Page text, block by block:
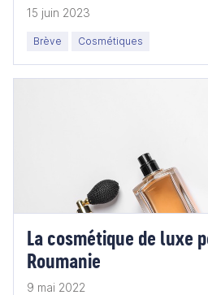
15 juin 2023
Brève Cosmétiques
La cosmétique de luxe
Roumanie
9 mai 2022